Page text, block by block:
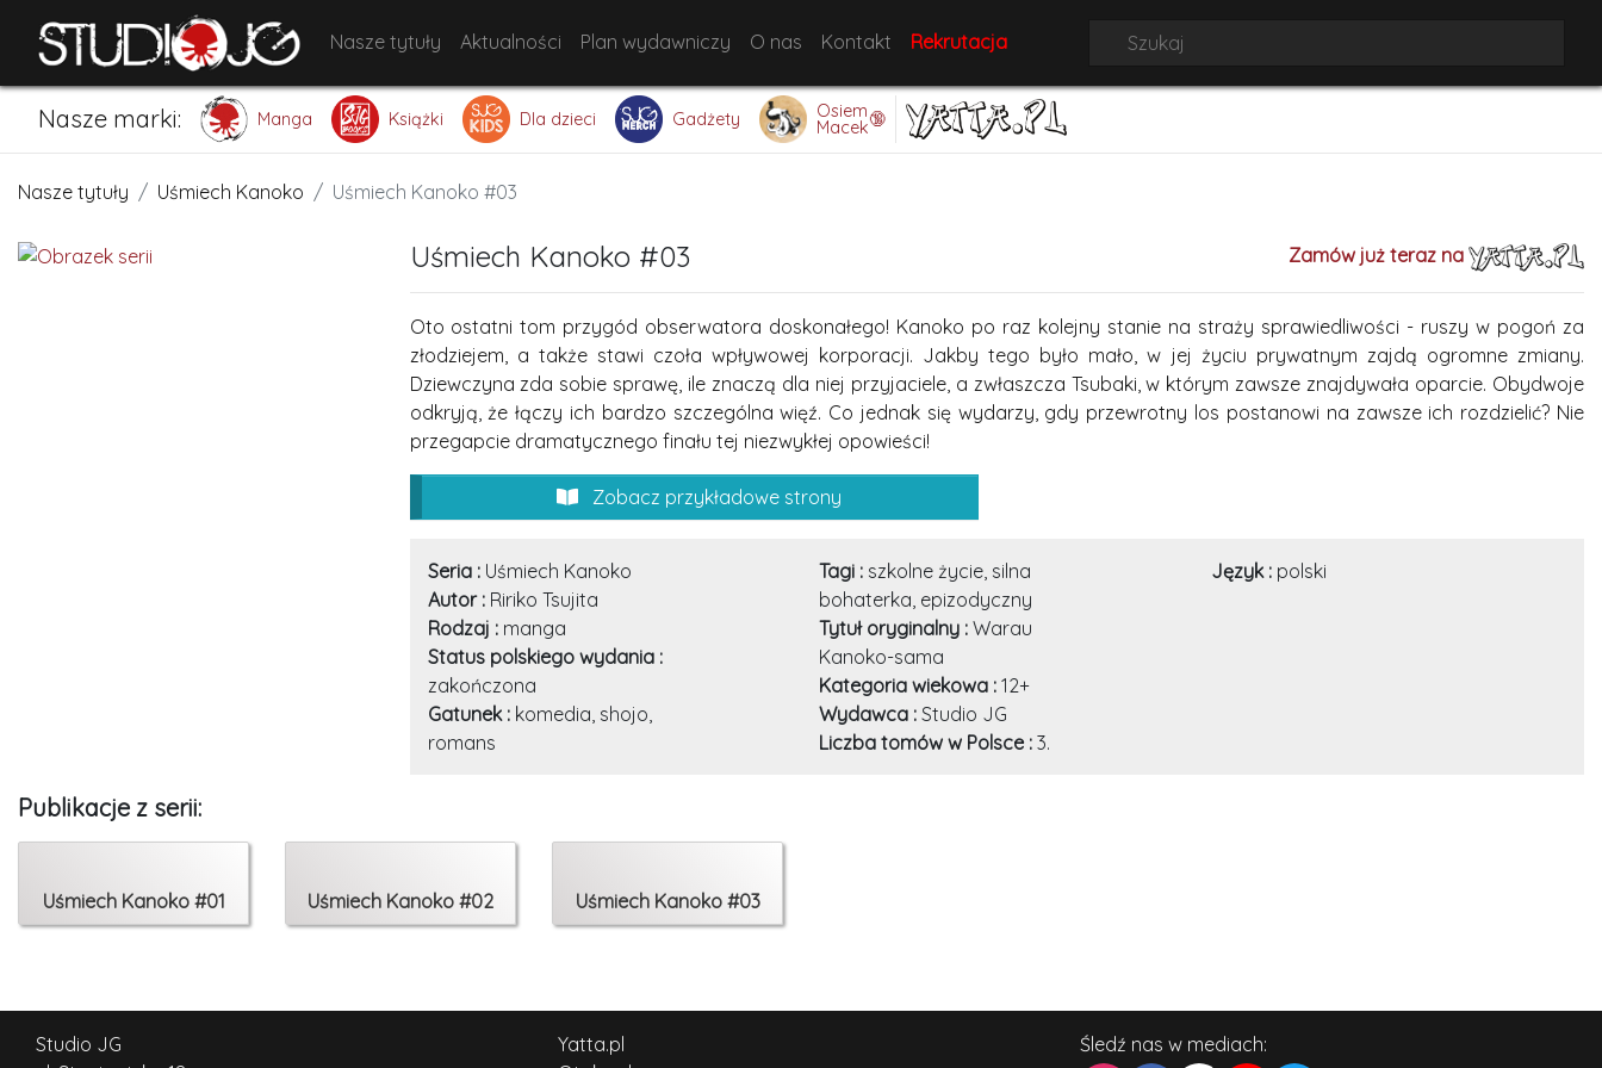
Nasze tytuły Aktualności Plan wydawniczy O nas Kontakt Rekrutacja
Nasze marki: Manga Książki Dla dzieci Gadżety Osiem
Macek🔞
Nasze tytuły Uśmiech Kanoko Uśmiech Kanoko #03
Uśmiech Kanoko #03 Zamów już teraz na
Oto ostatni tom przygód obserwatora doskonałego! Kanoko po raz kolejny stanie na straży sprawiedliwości - ruszy w pogoń za
złodziejem, a także stawi czoła wpływowej korporacji. Jakby tego było mało, w jej życiu prywatnym zajdą ogromne zmiany.
Dziewczyna zda sobie sprawę, ile znaczą dla niej przyjaciele, a zwłaszcza Tsubaki, w którym zawsze znajdywała oparcie. Obydwoje
odkryją, że łączy ich bardzo szczególna więź. Co jednak się wydarzy, gdy przewrotny los postanowi na zawsze ich rozdzielić? Nie
przegapcie dramatycznego finału tej niezwykłej opowieści!
Zobacz przykładowe strony
Seria : Uśmiech Kanoko
Autor : Ririko Tsujita
Rodzaj : manga
Status polskiego wydania :
zakończona
Gatunek : komedia, shojo,
romans
Tagi : szkolne życie, silna
bohaterka, epizodyczny
Tytuł oryginalny : Warau
Kanoko-sama
Kategoria wiekowa : 12+
Wydawca : Studio JG
Liczba tomów w Polsce : 3.
Język : polski
Publikacje z serii:
Uśmiech Kanoko #01 Uśmiech Kanoko #02 Uśmiech Kanoko #03
Studio JG
Yatta.pl
Śledź nas w mediach: